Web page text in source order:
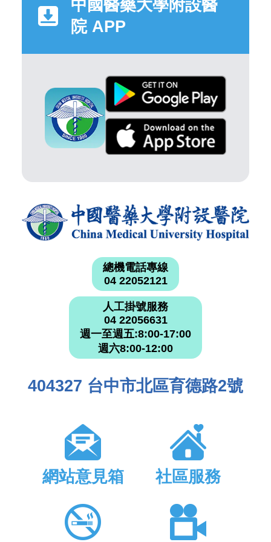
中國醫藥大學附設醫
院 APP
總機電話專線
04 22052121
人工掛號服務
04 22056631
週一至週五:8:00-17:00
週六8:00-12:00
404327 台中市北區育德路2號
網站意見箱 社區服務